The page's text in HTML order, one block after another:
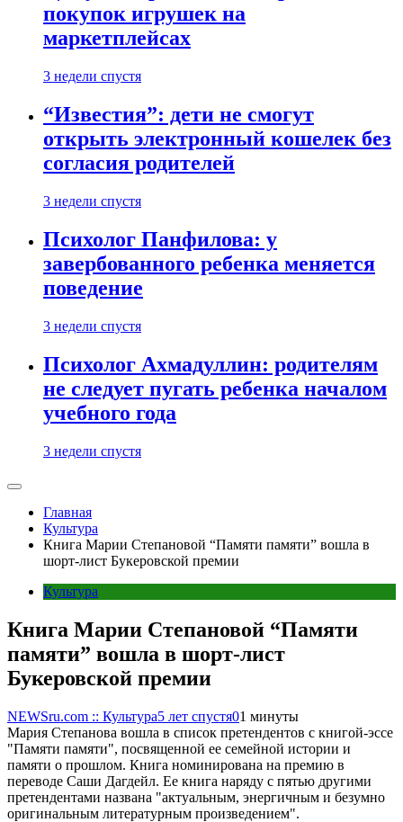
покупок игрушек на
маркетплейсах
3 недели спустя
“Известия”: дети не смогут
открыть электронный кошелек без
согласия родителей
3 недели спустя
Психолог Панфилова: у
завербованного ребенка меняется
поведение
3 недели спустя
Психолог Ахмадуллин: родителям
не следует пугать ребенка началом
учебного года
3 недели спустя
Главная
Культура
Книга Марии Степановой “Памяти памяти” вошла в
шорт-лист Букеровской премии
Культура
Книга Марии Степановой “Памяти
памяти” вошла в шорт-лист
Букеровской премии
NEWSru.com :: Культура5 лет спустя01 минуты
Мария Степанова вошла в список претендентов с книгой-эссе
"Памяти памяти", посвященной ее семейной истории и
памяти о прошлом. Книга номинирована на премию в
переводе Саши Дагдейл. Ее книга наряду с пятью другими
претендентами названа "актуальным, энергичным и безумно
оригинальным литературным произведением".